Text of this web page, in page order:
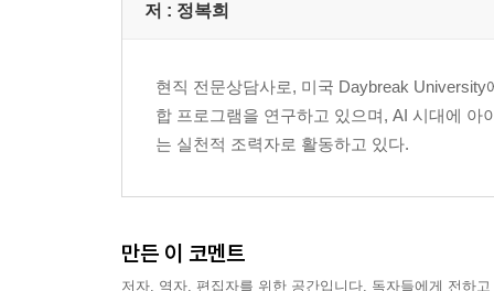
저 : 정복희
현직 전문상담사로, 미국 Daybreak
합 프로그램을 연구하고 있으며, AI 시대에
는 실천적 조력자로 활동하고 있다.
만든 이 코멘트
저자, 역자, 편집자를 위한 공간입니다. 독자들에게 전하